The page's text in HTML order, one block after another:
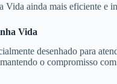
ainda mais eficiente e
Vida
desenhado para
o compromisso